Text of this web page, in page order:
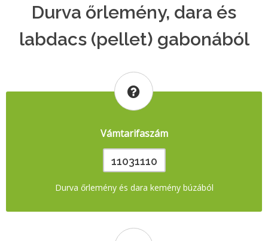
Durva őrlemény, dara és
labdacs (pellet) gabonából
Vámtarifaszám
11031110
Durva őrlemény és dara kemény búzából